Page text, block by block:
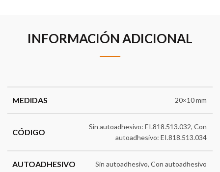
INFORMACIÓN ADICIONAL
MEDIDAS 20×10 mm
CÓDIGO
Sin autoadhesivo: EI.818.513.032, Con
autoadhesivo: EI.818.513.034
AUTOADHESIVO Sin autoadhesivo, Con autoadhesivo